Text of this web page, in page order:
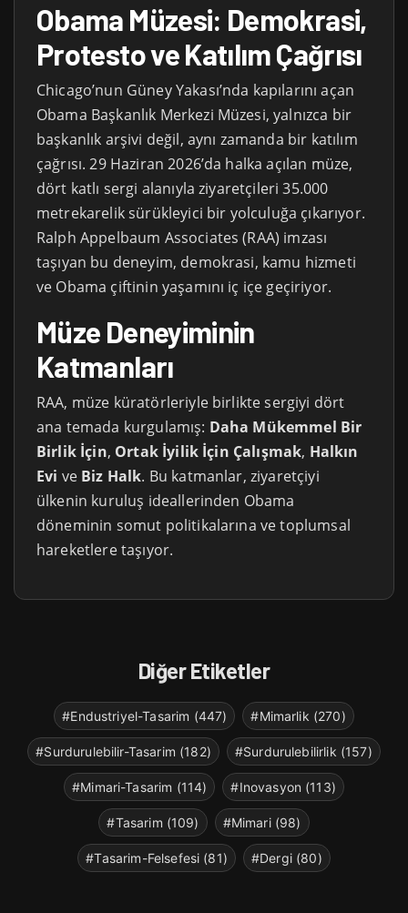
Obama Müzesi: Demokrasi,
Protesto ve Katılım Çağrısı
Chicago’nun Güney Yakası’nda kapılarını açan
Obama Başkanlık Merkezi Müzesi, yalnızca bir
başkanlık arşivi değil, aynı zamanda bir katılım
çağrısı. 29 Haziran 2026’da halka açılan müze,
dört katlı sergi alanıyla ziyaretçileri 35.000
metrekarelik sürükleyici bir yolculuğa çıkarıyor.
Ralph Appelbaum Associates (RAA) imzası
taşıyan bu deneyim, demokrasi, kamu hizmeti
ve Obama çiftinin yaşamını iç içe geçiriyor.
Müze Deneyiminin
Katmanları
RAA, müze küratörleriyle birlikte sergiyi dört
ana temada kurgulamış: Daha Mükemmel Bir
Birlik İçin, Ortak İyilik İçin Çalışmak, Halkın
Evi ve Biz Halk. Bu katmanlar, ziyaretçiyi
ülkenin kuruluş ideallerinden Obama
döneminin somut politikalarına ve toplumsal
hareketlere taşıyor.
Diğer Etiketler
#Endustriyel-Tasarim (447) #Mimarlik (270)
#Surdurulebilir-Tasarim (182) #Surdurulebilirlik (157)
#Mimari-Tasarim (114) #Inovasyon (113)
#Tasarim (109) #Mimari (98)
#Tasarim-Felsefesi (81) #Dergi (80)